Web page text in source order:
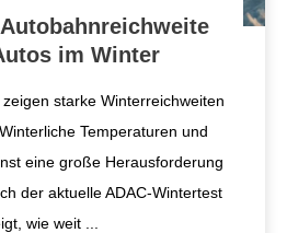
im Winter
starke Winterreichweiten
Temperaturen und
eine große Herausforderung
der aktuelle ADAC-Wintertest
wie weit